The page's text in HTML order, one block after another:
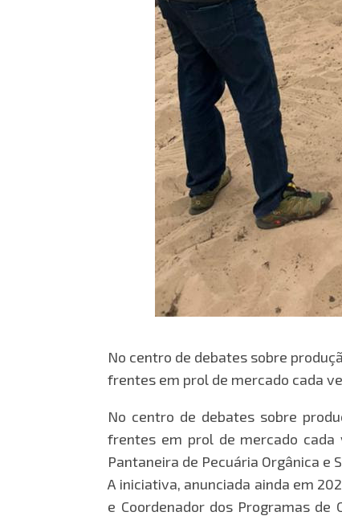
No centro de debates sobre
frentes em prol de mercado cada
No centro de debates sobre
frentes em prol de mercado cada
Pantaneira de Pecuária Orgânica
A iniciativa, anunciada ainda em
e Coordenador dos Programas de